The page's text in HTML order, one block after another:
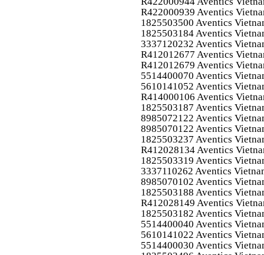
R422000939 Aventics
1825503500 Aventics
1825503184 Aventics
3337120232 Aventics
R412012677 Aventics
R412012679 Aventics
5514400070 Aventics
5610141052 Aventics
R414000106 Aventics
1825503187 Aventics
8985072122 Aventics
8985070122 Aventics
1825503237 Aventics
R412028134 Aventics
1825503319 Aventics
3337110262 Aventics
8985070102 Aventics
1825503188 Aventics
R412028149 Aventics
1825503182 Aventics
5514400040 Aventics
5610141022 Aventics
5514400030 Aventics